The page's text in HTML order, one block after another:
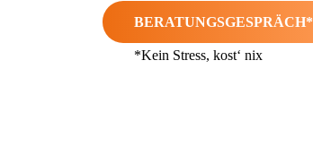
BERATUNGSGESPRÄCH*
*Kein Stress, kost‘ nix